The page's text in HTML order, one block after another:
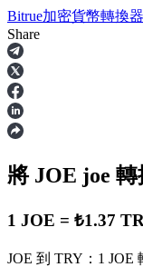
合約
Bitrue加密貨幣轉換器
Share
將 JOE joe 轉
1 JOE = ₺1.37
JOE 到 TRY：1 JOE